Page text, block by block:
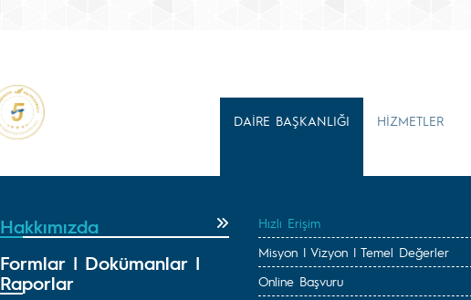
DAİRE BAŞKANLIĞI HİZMETLER
Hakkımızda
Formlar | Dokümanlar |
Raporlar
Hızlı Erişim
Misyon | Vizyon | Temel Değerler
Online Başvuru